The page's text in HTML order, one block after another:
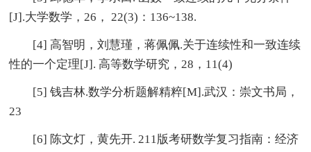
[J].大学数学，26， 22(3)：136~138.
[4] 高智明，刘慧瑾，蒋佩佩.关于连续性和一致连续
性的一个定理[J]. 高等数学研究，28，11(4)
[5] 钱吉林.数学分析题解精粹[M].武汉：崇文书局，
23
[6] 陈文灯，黄先开. 211版考研数学复习指南：经济